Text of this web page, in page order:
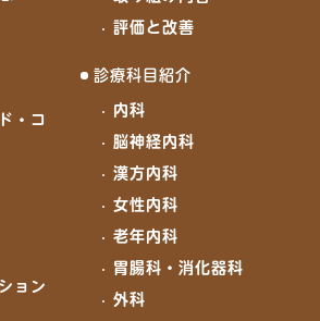
・コ
ョン
評価と改善
診療科目紹介
内科
脳神経内科
漢方内科
女性内科
老年内科
胃腸科・消化器科
外科